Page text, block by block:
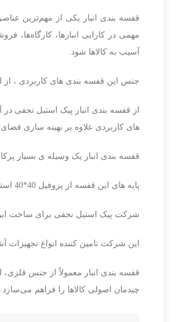
قفسه بندی انبار یکی از مهم‌ترین
مهمی در کارایی انبارها،
آسیب به کالاها شود.
جنس این قفسه بندی های کاربردی ، از
از قفسه بندی انبار پیک استیل نجفی
های کاربردی علاوه بر بهینه سازی
قفسه بندی انبار یک وسیله ی بسیار
پایه های این قفسه از پروفیل 40*40 استنلس استیل نگیر با ضخامت 1.5 میلی متر ساخته شده است و با استحکام بالا برای تحمل وزن بالا مناسب می باشد.
شرکت پیک استیل نجفی برای ساخت این
این شرکت تامین کننده انواع
قفسه بندی انبار معمولاً از جنس
چیدمان اصولی کالاها را فراهم